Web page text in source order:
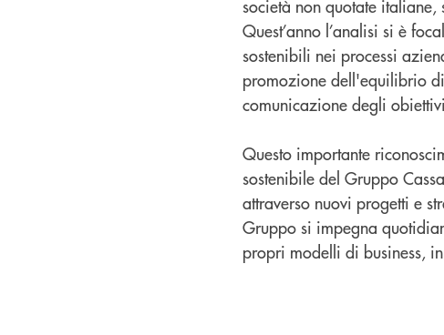
società non quotate italiane,
Quest’anno l’analisi si è
sostenibili nei processi
promozione dell'equilibrio
comunicazione degli
Questo importante
sostenibile del Gruppo
attraverso nuovi progetti e
Gruppo si impegna
propri modelli di business,